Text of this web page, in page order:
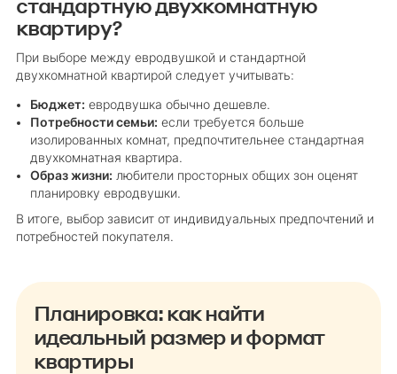
квартиру?
При выборе между евродвушкой и стандартной
двухкомнатной квартирой следует учитывать:
Бюджет: евродвушка обычно дешевле.
Потребности семьи: если требуется больше
изолированных комнат, предпочтительнее стандартная
двухкомнатная квартира.
Образ жизни: любители просторных общих зон оценят
планировку евродвушки.
В итоге, выбор зависит от индивидуальных предпочтений и
потребностей покупателя.
Планировка: как найти
идеальный размер и формат
квартиры